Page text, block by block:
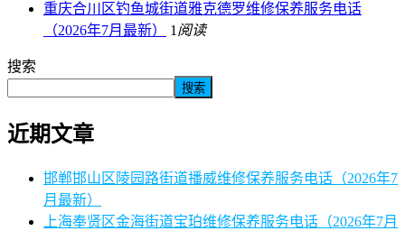
重庆合川区钓鱼城街道雅克德罗维修保养服务电话
（2026年7月最新）
1 阅读
搜索
搜索
近期文章
邯郸邯山区陵园路街道播威维修保养服务电话（2026年7
月最新）
上海奉贤区金海街道宝珀维修保养服务电话（2026年7月